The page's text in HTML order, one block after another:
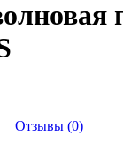
Отзывы (0)